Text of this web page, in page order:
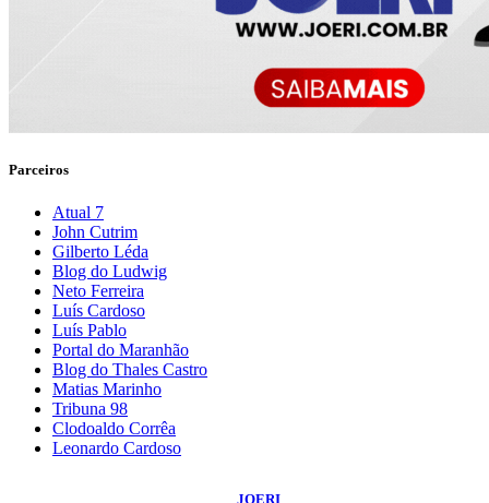
Parceiros
Atual 7
John Cutrim
Gilberto Léda
Blog do Ludwig
Neto Ferreira
Luís Cardoso
Luís Pablo
Portal do Maranhão
Blog do Thales Castro
Matias Marinho
Tribuna 98
Clodoaldo Corrêa
Leonardo Cardoso
JOERI